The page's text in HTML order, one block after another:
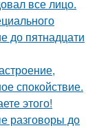
все лицо.
до пятнадцати
спокойствие.
этого!
разговоры до